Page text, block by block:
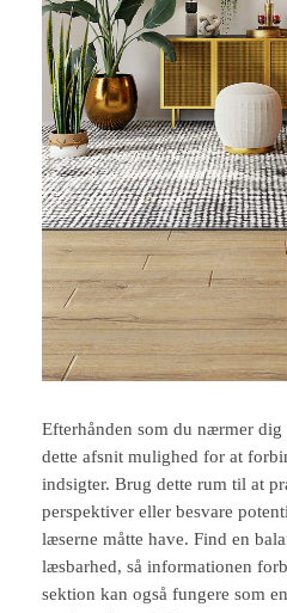
Efterhånden som du nærmer
dette afsnit mulighed for at
indsigter. Brug dette rum til at
perspektiver eller besvare
læserne måtte have. Find en
læsbarhed, så informationen
sektion kan også fungere som